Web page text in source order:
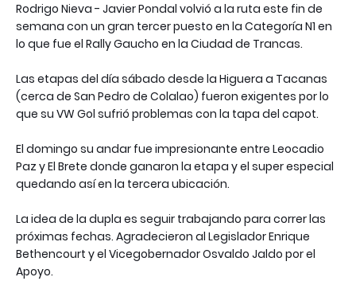
Rodrigo Nieva - Javier Pondal volvió a la ruta este fin de
semana con un gran tercer puesto en la Categoría N1 en
lo que fue el Rally Gaucho en la Ciudad de Trancas.
Las etapas del día sábado desde la Higuera a Tacanas
(cerca de San Pedro de Colalao) fueron exigentes por lo
que su VW Gol sufrió problemas con la tapa del capot.
El domingo su andar fue impresionante entre Leocadio
Paz y El Brete donde ganaron la etapa y el super especial
quedando así en la tercera ubicación.
La idea de la dupla es seguir trabajando para correr las
próximas fechas. Agradecieron al Legislador Enrique
Bethencourt y el Vicegobernador Osvaldo Jaldo por el
Apoyo.